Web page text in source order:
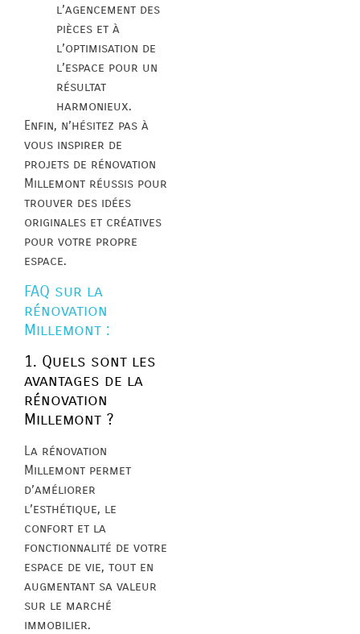
l’agencement des
pièces et à
l’optimisation de
l’espace pour un
résultat
harmonieux.
Enfin, n’hésitez pas à
vous inspirer de
projets de rénovation
Millemont réussis pour
trouver des idées
originales et créatives
pour votre propre
espace.
FAQ sur la
rénovation
Millemont :
1. Quels sont les
avantages de la
rénovation
Millemont ?
La rénovation
Millemont permet
d’améliorer
l’esthétique, le
confort et la
fonctionnalité de votre
espace de vie, tout en
augmentant sa valeur
sur le marché
immobilier.